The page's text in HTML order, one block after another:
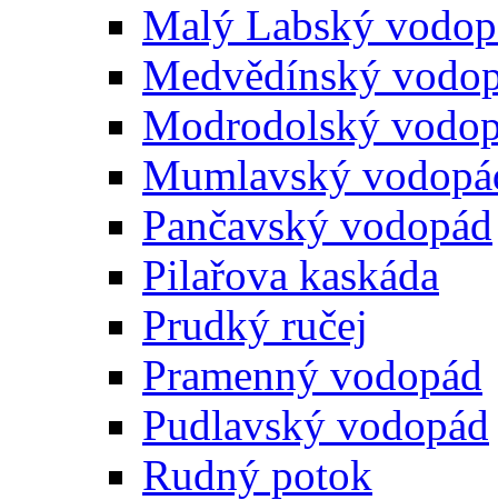
Malý Labský
Medvědínský
Modrodolský
Mumlavský
Pančavský vodopád
Pilařova kaskáda
Prudký ručej
Pramenný vodopád
Pudlavský vodopád
Rudný potok